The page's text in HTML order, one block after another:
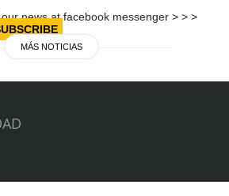
news at facebook messenger > > >
MÁS NOTICIAS